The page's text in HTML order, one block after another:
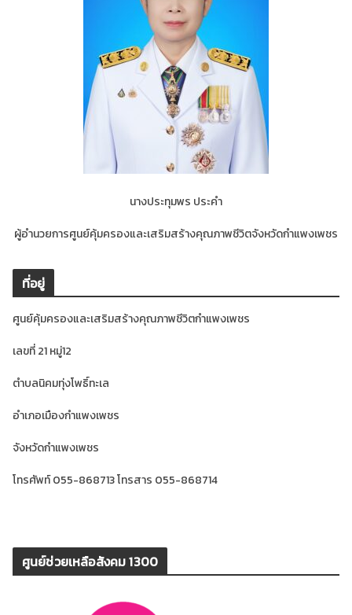
นางประทุมพร ประคำ
ผู้อำนวยการศูนย์คุ้มครองและเสริมสร้างคุณภาพชีวิตจังหวัดกำแพงเพชร
ที่อยู่
ศูนย์คุ้มครองและเสริมสร้างคุณภาพชีวิตกำแพงเพชร
เลขที่ 21 หมู่12
ตำบลนิคมทุ่งโพธิ์ทะเล
อำเภอเมืองกำแพงเพชร
จังหวัดกำแพงเพชร
โทรศัพท์ 055-868713 โทรสาร 055-868714
ศูนย์ช่วยเหลือสังคม 1300